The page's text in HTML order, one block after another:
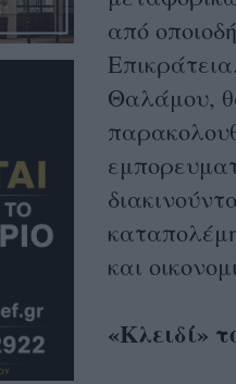
από
Θαλάμου,
και
«Κλειδί»